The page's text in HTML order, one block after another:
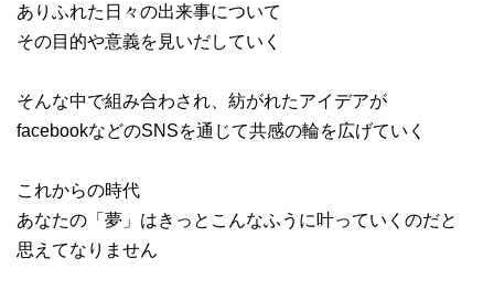
ありふれた日々の出来事について
その目的や意義を見いだしていく
そんな中で組み合わされ、紡がれたアイデアが
facebookなどのSNSを通じて共感の輪を広げていく
これからの時代
あなたの「夢」はきっとこんなふうに叶っていくのだと
思えてなりません